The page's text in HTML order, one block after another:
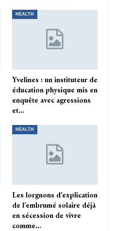
HEALTH
Yvelines : un instituteur de
éducation physique mis en
enquête avec agressions
et…
HEALTH
Les lorgnons d’explication
de l’embrumé solaire déjà
en sécession de vivre
comme…